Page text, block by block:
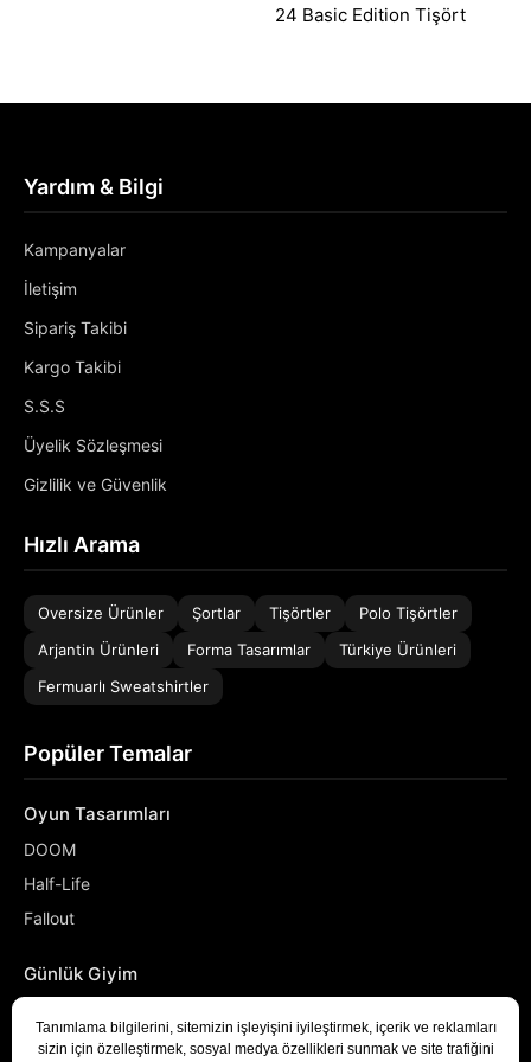
24 Basic Edition Tişört
Yardım & Bilgi
Kampanyalar
İletişim
Sipariş Takibi
Kargo Takibi
S.S.S
Üyelik Sözleşmesi
Gizlilik ve Güvenlik
Hızlı Arama
Oversize Ürünler Şortlar Tişörtler
Polo Tişörtler
Arjantin Ürünleri
Forma Tasarımlar
Türkiye Ürünleri
Fermuarlı Sweatshirtler
Popüler Temalar
Oyun Tasarımları
DOOM
Half-Life
Fallout
Günlük Giyim
Denizci